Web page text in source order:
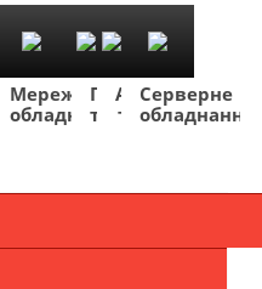
Мережеве
обладнання
Побутова
техніка
TV
та
Фото
та
Авто
та
Серверне
обладнання